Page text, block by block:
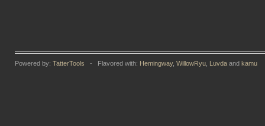
Powered by: TatterTools - Flavored with: Hemingway, WillowRyu, Luvdaand kamu